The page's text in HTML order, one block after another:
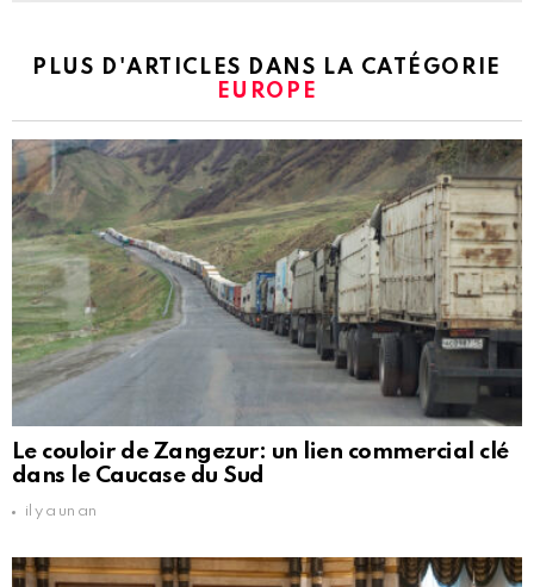
PLUS D'ARTICLES DANS LA CATÉGORIE
EUROPE
Le couloir de Zangezur: un lien commercial clé
dans le Caucase du Sud
il y a un an